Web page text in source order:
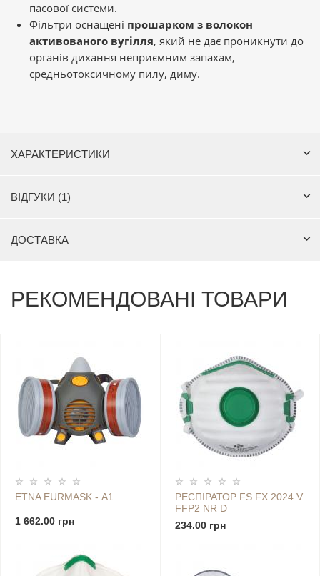
пасової системи.
Фільтри оснащені прошарком з волокон
активованого вугілля, який не дає проникнути до
органів дихання неприємним запахам,
средньотоксичному пилу, диму.
ХАРАКТЕРИСТИКИ
ВІДГУКИ (1)
ДОСТАВКА
РЕКОМЕНДОВАНІ ТОВАРИ
ETNA EURMASK - А1
1 662.00 грн
РЕСПІРАТОР FS FX 2024 V
FFP2 NR D
234.00 грн